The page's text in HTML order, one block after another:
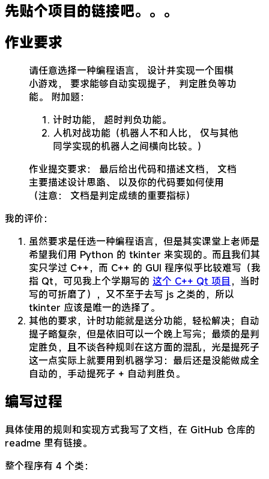
先贴个项目的链接吧。。。
作业要求
请任意选择一种编程语言， 设计并实现一个围棋
小游戏， 要求能够自动实现提子， 判定胜负等功
能。 附加题：
计时功能， 超时判负功能。
人机对战功能（机器人不和人比， 仅与其他
同学实现的机器人之间横向比较。）
作业提交要求： 最后给出代码和描述文档， 文档
主要描述设计思路、 以及你的代码要如何使用
（注意： 文档是判定成绩的重要指标）
我的评价：
虽然要求是任选一种编程语言，但是其实课堂上老师是
希望我们用 Python 的 tkinter 来实现的。而且我们其
实只学过 C++，而 C++ 的 GUI 程序似乎比较难写（我
指 Qt，可见我上个学期写的 这个 C++ Qt 项目 ，当时
写的可折磨了），又不至于去写 js 之类的，所以
tkinter 应该是唯一的选择了。
其他的要求，计时功能就是送分功能，轻松解决；自动
提子略复杂，但是依旧可以一个晚上写完；最烦的是判
定胜负，且不谈各种规则在这方面的混乱，光是提死子
这一点实际上就要用到机器学习：最后还是没能做成全
自动的，手动提死子 + 自动判胜负。
编写过程
具体使用的规则和实现方式我写了文档，在 GitHub 仓库的
readme 里有链接。
整个程序有 4 个类：